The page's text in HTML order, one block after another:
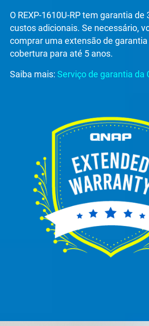
O REXP-1610U-RP tem garantia de
custos adicionais. Se necessário,
comprar uma extensão de
cobertura para até 5 anos.
Saiba mais: Serviço de garantia da